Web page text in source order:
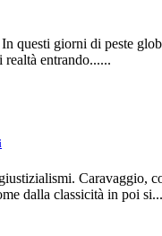
questi giorni di peste
realtà entrando......
Caravaggio,
dalla classicità in poi